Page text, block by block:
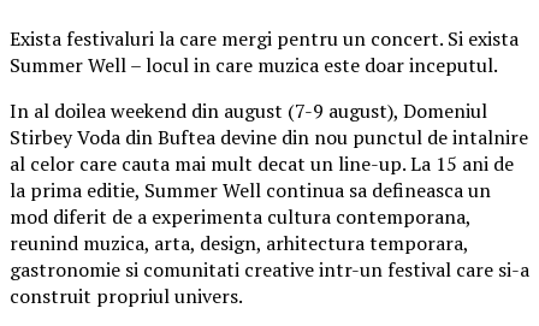
Exista festivaluri la care mergi pentru un concert. Si exista
Summer Well – locul in care muzica este doar inceputul.
In al doilea weekend din august (7-9 august), Domeniul
Stirbey Voda din Buftea devine din nou punctul de intalnire
al celor care cauta mai mult decat un line-up. La 15 ani de
la prima editie, Summer Well continua sa defineasca un
mod diferit de a experimenta cultura contemporana,
reunind muzica, arta, design, arhitectura temporara,
gastronomie si comunitati creative intr-un festival care si-a
construit propriul univers.